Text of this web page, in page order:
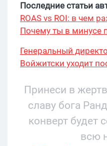
Последние статьи
ROAS vs ROI: в чем
Почему ты в минусе
Генеральный
Войжитски уходит
Принеси в
славу бога
конверт будет
всю